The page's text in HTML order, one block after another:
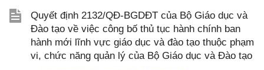
Quyết định 2132/QĐ-BGDĐT của Bộ Giáo dục và
Đào tạo về việc công bố thủ tục hành chính ban
hành mới lĩnh vực giáo dục và đào tạo thuộc phạm
vi, chức năng quản lý của Bộ Giáo dục và Đào tạo